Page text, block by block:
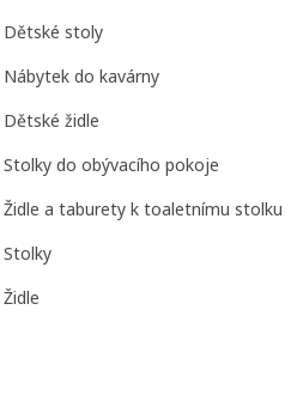
Dětské stoly
Nábytek do kavárny
Dětské židle
Stolky do obývacího pokoje
Židle a taburety k toaletnímu stolku
Stolky
Židle